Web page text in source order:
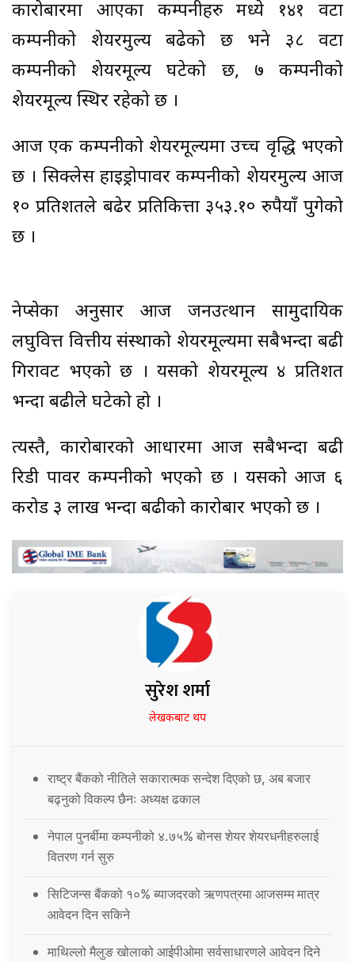
कारोबारमा आएका कम्पनीहरु मध्ये १४१ वटा
कम्पनीको शेयरमुल्य बढेको छ भने ३८ वटा
कम्पनीको शेयरमूल्य घटेको छ, ७ कम्पनीको
शेयरमूल्य स्थिर रहेको छ ।
आज एक कम्पनीको शेयरमूल्यमा उच्च वृद्धि भएको
छ । सिक्लेस हाइड्रोपावर कम्पनीको शेयरमुल्य आज
१० प्रतिशतले बढेर प्रतिकित्ता ३५३.१० रुपैयाँ पुगेको
छ ।
नेप्सेका अनुसार आज जनउत्थान सामुदायिक
लघुवित्त वित्तीय संस्थाको शेयरमूल्यमा सबैभन्दा बढी
गिरावट भएको छ । यसको शेयरमूल्य ४ प्रतिशत
भन्दा बढीले घटेको हो ।
त्यस्तै, कारोबारको आधारमा आज सबैभन्दा बढी
रिडी पावर कम्पनीको भएको छ । यसको आज ६
करोड ३ लाख भन्दा बढीको कारोबार भएको छ ।
सुरेश शर्मा
लेखकबाट थप
राष्ट्र बैंकको नीतिले सकारात्मक सन्देश दिएको छ, अब बजार
बढ्नुको विकल्प छैनः अध्यक्ष ढकाल
नेपाल पुनर्बीमा कम्पनीको ४.७५% बोनस शेयर शेयरधनीहरुलाई
वितरण गर्न सुरु
सिटिजन्स बैंकको १०% ब्याजदरको ऋणपत्रमा आजसम्म मात्र
आवेदन दिन सकिने
माथिल्लो मैलुङ खोलाको आईपीओमा सर्वसाधारणले आवेदन दिने